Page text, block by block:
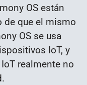
OS están
de que el mismo
OS se usa
IoT, y
realmente no